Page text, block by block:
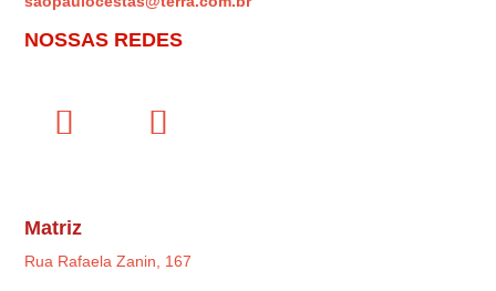
NOSSAS REDES
Matriz
Rua Rafaela Zanin, 167